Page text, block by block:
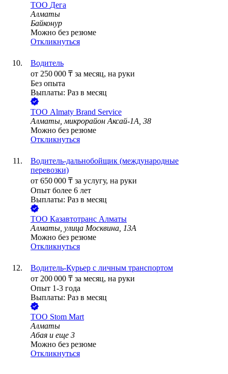
ТОО Дега
Алматы
Байконур
Можно без резюме
Откликнуться
Водитель
от 250 000 ₸ за месяц, на руки
Без опыта
Выплаты: Раз в месяц
ТОО Almaty Brand Service
Алматы, микрорайон Аксай-1А, 38
Можно без резюме
Откликнуться
Водитель-дальнобойщик (международные
перевозки)
от 650 000 ₸ за услугу, на руки
Опыт более 6 лет
Выплаты: Раз в месяц
ТОО Казавтотранс Алматы
Алматы, улица Москвина, 13А
Можно без резюме
Откликнуться
Водитель-Курьер с личным транспортом
от 200 000 ₸ за месяц, на руки
Опыт 1-3 года
Выплаты: Раз в месяц
ТОО Stom Mart
Алматы
Абая и еще 3
Можно без резюме
Откликнуться